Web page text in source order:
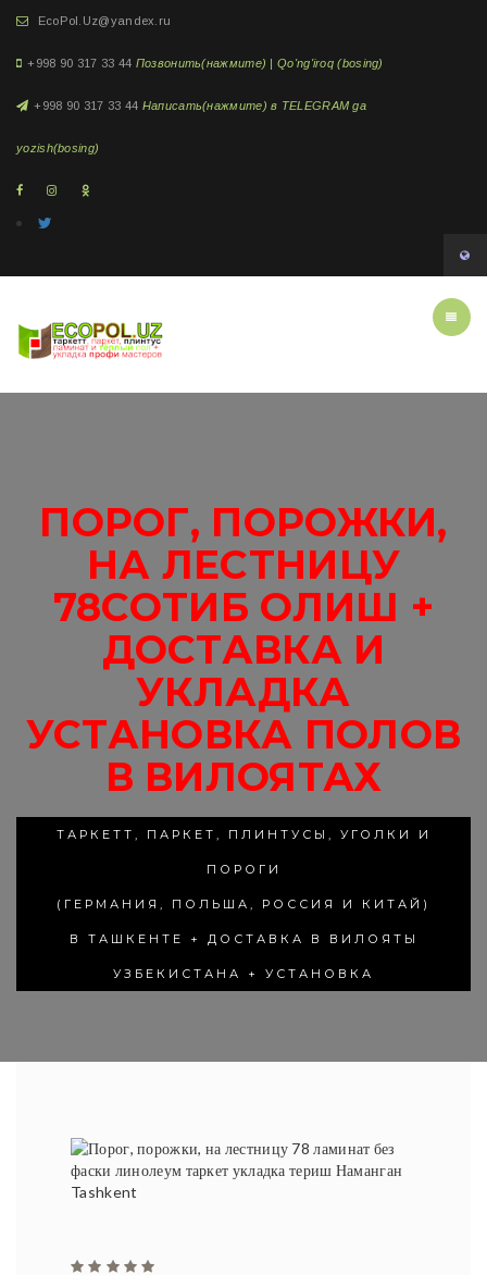
EcoPol.Uz@yandex.ru
+998 90 317 33 44 Позвонить(нажмите) | Qo'ng'iroq (bosing)
+998 90 317 33 44 Написать(нажмите) в TELEGRAM ga
yozish(bosing)
ПОРОГ, ПОРОЖКИ,
НА ЛЕСТНИЦУ
78СОТИБ ОЛИШ +
ДОСТАВКА И
УКЛАДКА
УСТАНОВКА ПОЛОВ
В ВИЛОЯТАХ
ТАРКЕТТ, ПАРКЕТ, ПЛИНТУСЫ, УГОЛКИ И
ПОРОГИ
(ГЕРМАНИЯ, ПОЛЬША, РОССИЯ И КИТАЙ)
В ТАШКЕНТЕ + ДОСТАВКА В ВИЛОЯТЫ
УЗБЕКИСТАНА + УСТАНОВКА